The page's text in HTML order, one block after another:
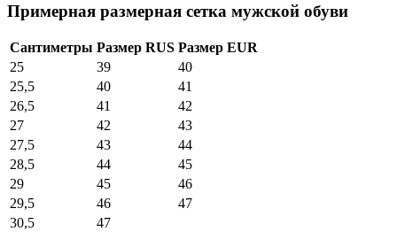
Примерная размерная сетка мужской обуви
Сантиметры Размер RUS Размер EUR
25
39
40
25,5
40
41
26,5
41
42
27
42
43
27,5
43
44
28,5
44
45
29
45
46
29,5
46
47
30,5
47